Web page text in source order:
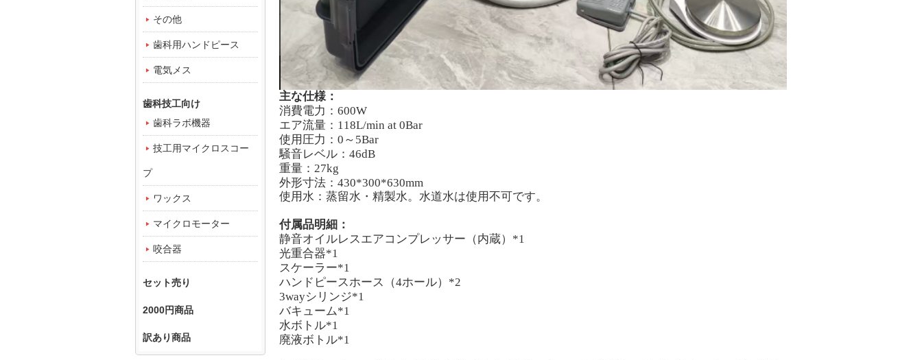
主な仕様：
消費電力：600W
エア流量：118L/min at 0Bar
使用圧力：0～5Bar
騒音レベル：46dB
重量：27kg
外形寸法：430*300*630mm
使用水：蒸留水・精製水。水道水は使用不可です。
付属品明細：
静音オイルレスエアコンプレッサー（内蔵）*1
光重合器*1
スケーラー*1
ハンドピースホース（4ホール）*2
3wayシリンジ*1
バキューム*1
水ボトル*1
廃液ボトル*1
その他
歯科用ハンドピース
電気メス
歯科技工向け
歯科ラボ機器
技工用マイクロスコー
プ
ワックス
マイクロモーター
咬合器
セット売り
2000円商品
訳あり商品